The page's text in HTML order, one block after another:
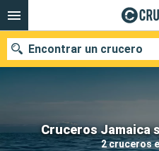
Cruceros Jamaica
2 cruceros
Encontrar un crucero
Nuestros destinos